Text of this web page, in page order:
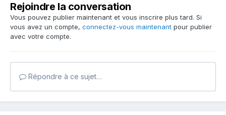
Rejoindre la conversation
Vous pouvez publier maintenant et vous inscrire plus tard. Si
vous avez un compte, connectez-vous maintenant pour publier
avec votre compte.
Répondre à ce sujet…